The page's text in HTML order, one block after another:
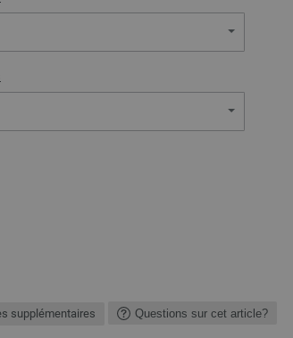
supplémentaires Questions sur cet article?